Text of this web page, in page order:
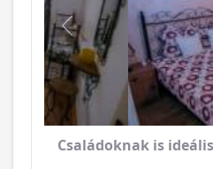
Vissza
Családoknak is ideális